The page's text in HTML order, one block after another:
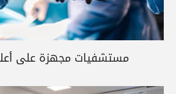
مستشفيات مجهزة على